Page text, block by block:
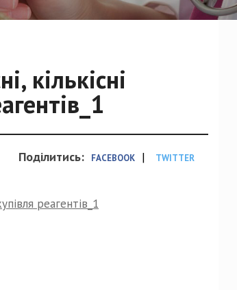
кількісні
Поділитись: FACEBOOK | TWITTER
реагентів_1